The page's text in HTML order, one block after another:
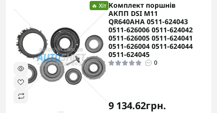
🔥 Хіт Комплект поршнів
АКПП DSI M11
QR640AHA 0511-624043
0511-626006 0511-624042
0511-626005 0511-624041
0511-626004 0511-624044
0511-624045
0
9 134.62грн.